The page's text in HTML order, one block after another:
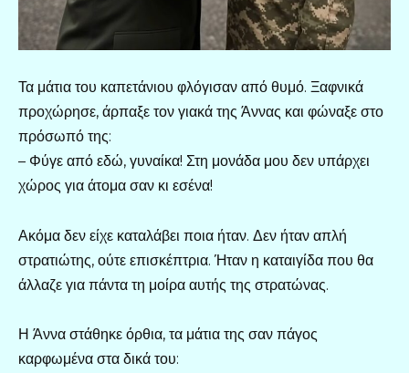
Τα μάτια του καπετάνιου φλόγισαν από θυμό. Ξαφνικά
προχώρησε, άρπαξε τον γιακά της Άννας και φώναξε στο
πρόσωπό της:
– Φύγε από εδώ, γυναίκα! Στη μονάδα μου δεν υπάρχει
χώρος για άτομα σαν κι εσένα!
Ακόμα δεν είχε καταλάβει ποια ήταν. Δεν ήταν απλή
στρατιώτης, ούτε επισκέπτρια. Ήταν η καταιγίδα που θα
άλλαζε για πάντα τη μοίρα αυτής της στρατώνας.
Η Άννα στάθηκε όρθια, τα μάτια της σαν πάγος
καρφωμένα στα δικά του: